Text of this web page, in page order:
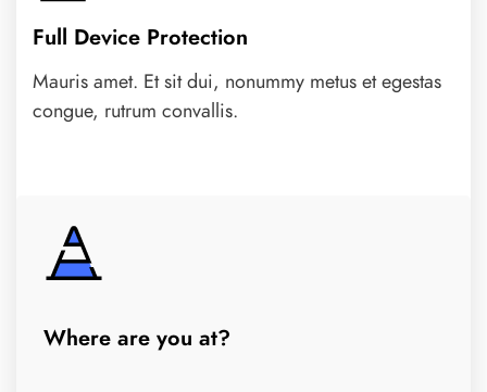
Full Device Protection
Mauris amet. Et sit dui, nonummy metus et egestas
congue, rutrum convallis.
Where are you at?